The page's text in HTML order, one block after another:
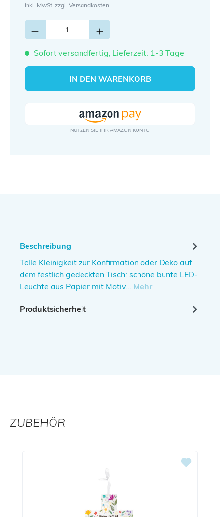
inkl. MwSt. zzgl. Versandkosten
Sofort versandfertig, Lieferzeit: 1-3 Tage
IN DEN WARENKORB
Beschreibung
Tolle Kleinigkeit zur Konfirmation oder Deko auf
dem festlich gedeckten Tisch: schöne bunte LED-
Leuchte aus Papier mit Motiv… Mehr
Produktsicherheit
ZUBEHÖR